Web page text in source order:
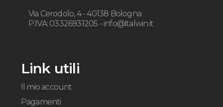
Via Cerodolo, 4 - 40138 Bologna
P.IVA: 03326931205 - info@italwin.it
Link utili
Il mio account
Pagamenti